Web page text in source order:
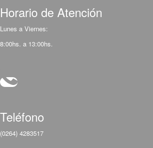
Horario de Atención
Lunes a Viernes:
8:00hs. a 13:00hs.
Teléfono
(0264) 4283517